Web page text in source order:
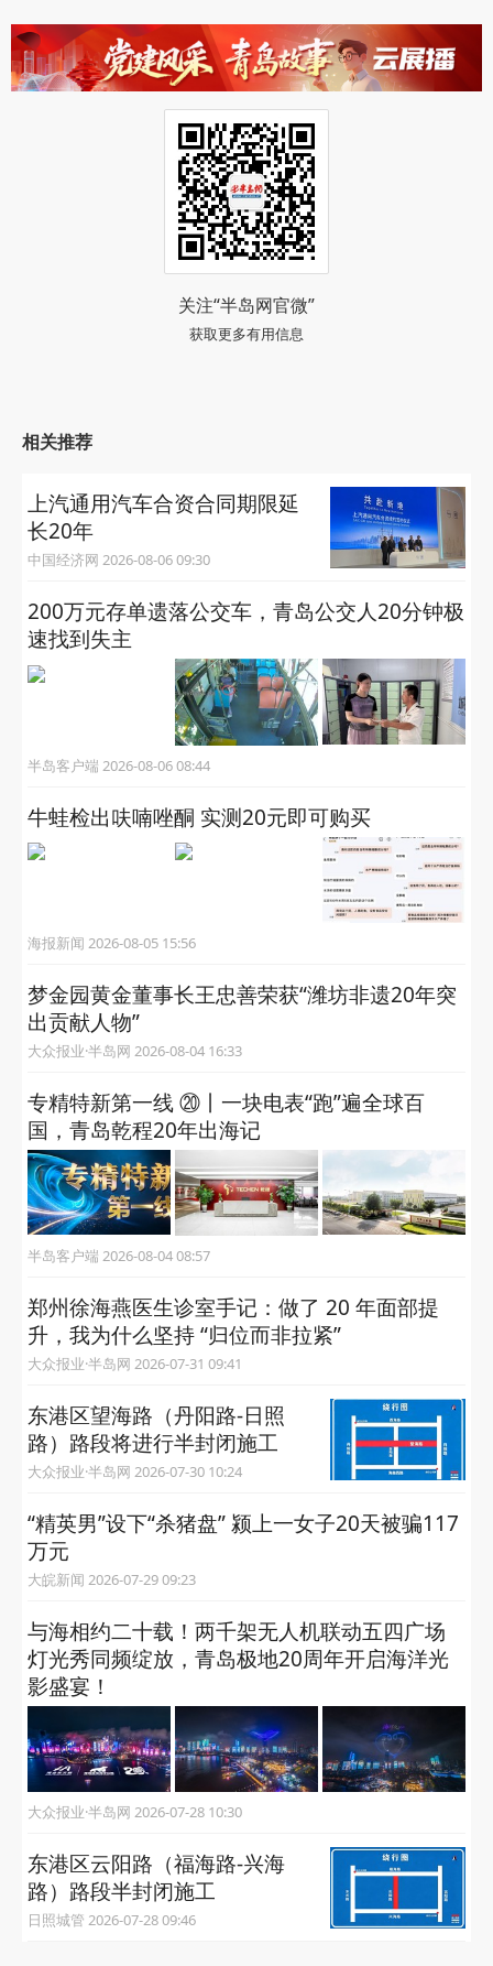
关注“半岛网官微”
获取更多有用信息
相关推荐
上汽通用汽车合资合同期限延
长20年
中国经济网 2026-08-06 09:30
200万元存单遗落公交车，青岛公交人20分钟极
速找到失主
半岛客户端 2026-08-06 08:44
牛蛙检出呋喃唑酮 实测20元即可购买
海报新闻 2026-08-05 15:56
梦金园黄金董事长王忠善荣获“潍坊非遗20年突
出贡献人物”
大众报业·半岛网 2026-08-04 16:33
专精特新第一线 ⑳丨一块电表“跑”遍全球百
国，青岛乾程20年出海记
半岛客户端 2026-08-04 08:57
郑州徐海燕医生诊室手记：做了 20 年面部提
升，我为什么坚持 “归位而非拉紧”
大众报业·半岛网 2026-07-31 09:41
东港区望海路（丹阳路-日照
路）路段将进行半封闭施工
大众报业·半岛网 2026-07-30 10:24
“精英男”设下“杀猪盘” 颍上一女子20天被骗117
万元
大皖新闻 2026-07-29 09:23
与海相约二十载！两千架无人机联动五四广场
灯光秀同频绽放，青岛极地20周年开启海洋光
影盛宴！
大众报业·半岛网 2026-07-28 10:30
东港区云阳路（福海路-兴海
路）路段半封闭施工
日照城管 2026-07-28 09:46